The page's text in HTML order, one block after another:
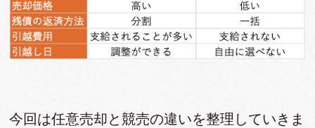
今回は任意売却と競売の違いを整理していきま